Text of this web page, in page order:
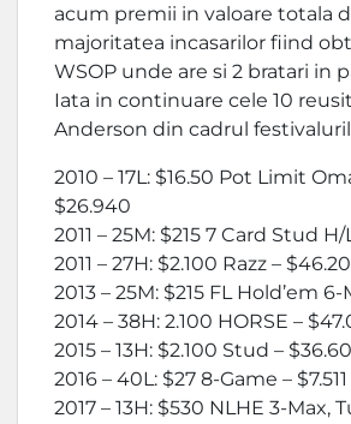
acum premii in valoare totala
majoritatea incasarilor fiind
WSOP unde are si 2 bratari in
Iata in continuare cele 10
Anderson din cadrul
2010 – 17L: $16.50 Pot Limit
$26.940
2011 – 25M: $215 7 Card Stud H/
2011 – 27H: $2.100 Razz –
2013 – 25M: $215 FL Hold’em
2014 – 38H: 2.100 HORSE –
2015 – 13H: $2.100 Stud –
2016 – 40L: $27 8-Game – $7.511
2017 – 13H: $530 NLHE 3-Max,